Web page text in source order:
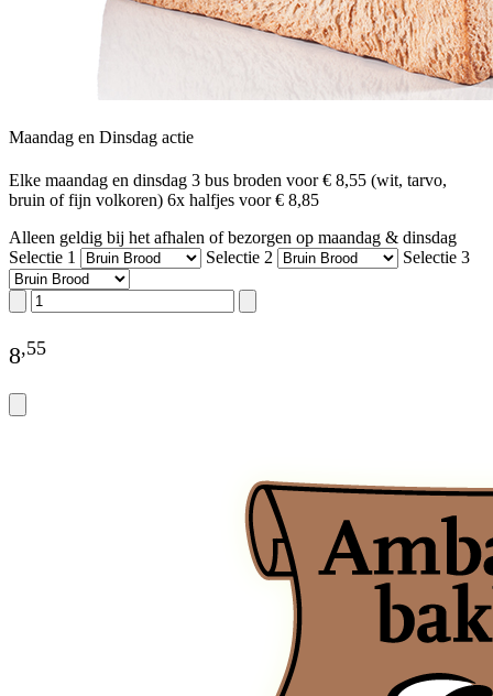
Maandag en Dinsdag actie
Elke maandag en dinsdag 3 bus broden voor € 8,55 (wit, tarvo,
bruin of fijn volkoren) 6x halfjes voor € 8,85
Alleen geldig bij het afhalen of bezorgen op maandag & dinsdag
Selectie 1
Selectie 2 Selectie 3
8,55